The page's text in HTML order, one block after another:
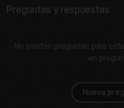
Preguntas y respuestas
No existen preguntas para
en
Nueva